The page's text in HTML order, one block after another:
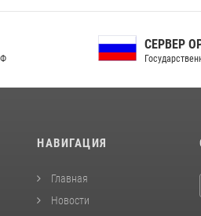
СЕРВЕР ОРГАНОВ
Государственной власти РФ
НАВИГАЦИЯ
Главная
Новости